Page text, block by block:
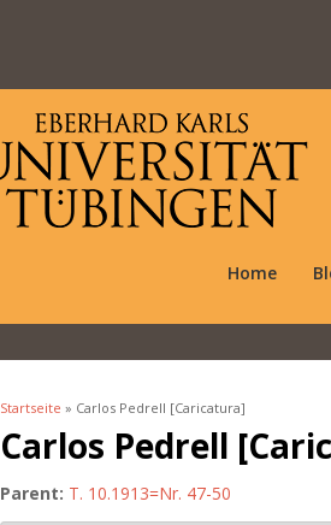
Home
Sie sind hier
Startseite » Carlos Pedrell [Caricatura]
Carlos Pedrell
Parent: T. 10.1913=Nr. 47-50